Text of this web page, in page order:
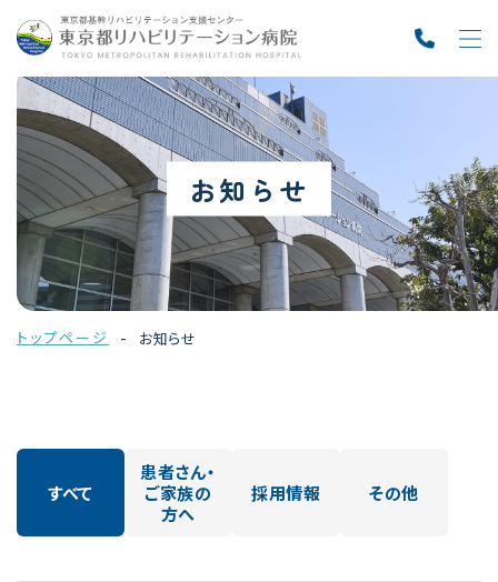
お知らせ
トップページ お知らせ
すべて
患者さん・
ご家族の
方へ
採用情報 その他